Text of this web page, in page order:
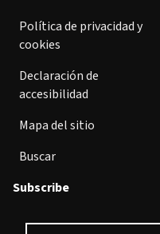
Política de privacidad y
cookies
Declaración de
accesibilidad
Mapa del sitio
Buscar
Subscribe